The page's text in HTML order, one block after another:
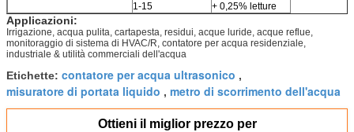
1-15
+ 0,25% letture
Applicazioni:
Irrigazione, acqua pulita, cartapesta, residui, acque luride, acque reflue,
monitoraggio di sistema di HVAC/R, contatore per acqua residenziale,
industriale & utilità commerciali dell'acqua
Etichette: contatore per acqua ultrasonico ,
misuratore di portata liquido , metro di scorrimento dell'acqua
Ottieni il miglior prezzo per